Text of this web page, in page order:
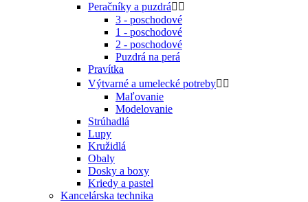
Peračníky a puzdrá 
3 - poschodové
1 - poschodové
2 - poschodové
Puzdrá na perá
Pravítka
Výtvarné a umelecké potreby 
Maľovanie
Modelovanie
Strúhadlá
Lupy
Kružidlá
Obaly
Dosky a boxy
Kriedy a pastel
Kancelárska technika